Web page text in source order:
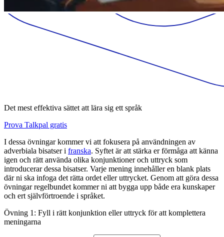
Det mest effektiva sättet att lära sig ett språk
Prova Talkpal gratis
I dessa övningar kommer vi att fokusera på användningen av
adverbiala bisatser i franska. Syftet är att stärka er förmåga att känna
igen och rätt använda olika konjunktioner och uttryck som
introducerar dessa bisatser. Varje mening innehåller en blank plats
där ni ska infoga det rätta ordet eller uttrycket. Genom att göra dessa
övningar regelbundet kommer ni att bygga upp både era kunskaper
och ert självförtroende i språket.
Övning 1: Fyll i rätt konjunktion eller uttryck för att komplettera
meningarna